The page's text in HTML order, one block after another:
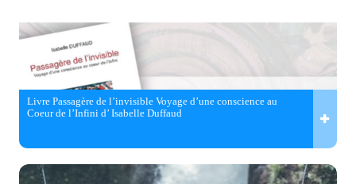
Livre Passagère de l’invisible Voyage d’une conscience au
Coeur de l’Infini d’ Isabelle Duffaud